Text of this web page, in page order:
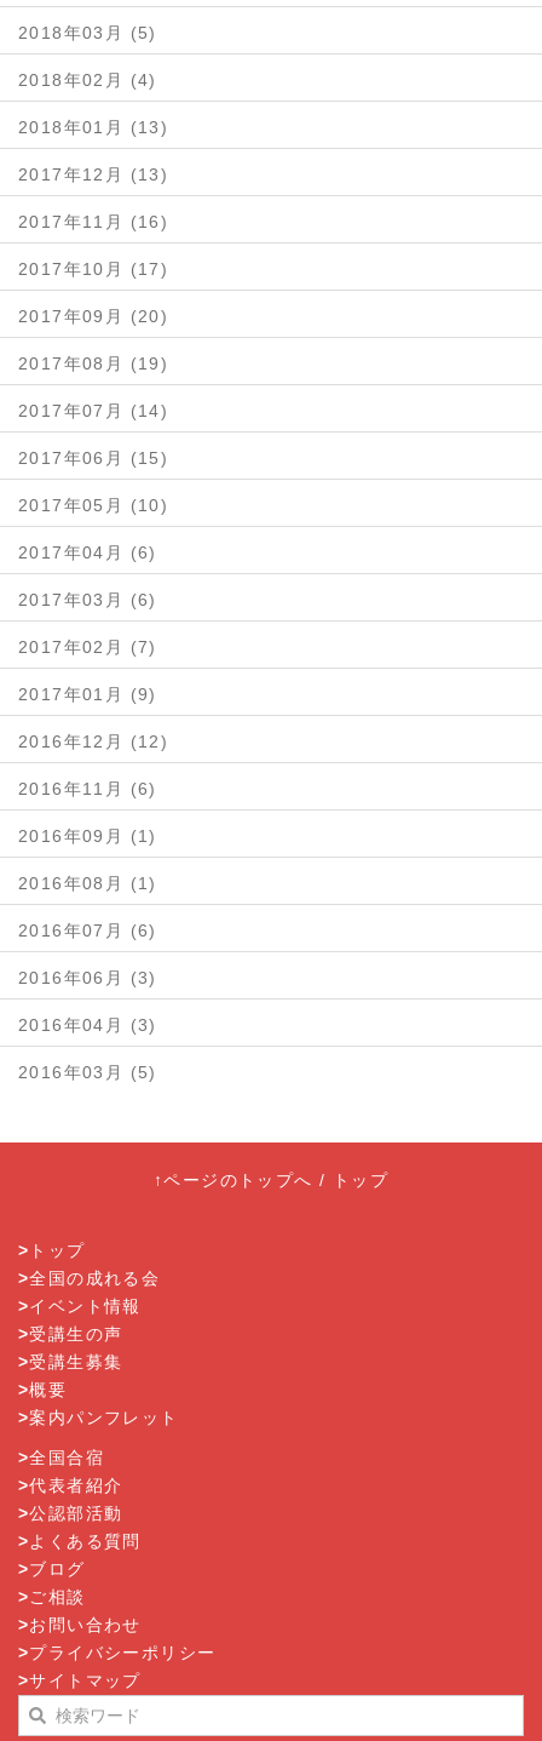
2018年03月 (5)
2018年02月 (4)
2018年01月 (13)
2017年12月 (13)
2017年11月 (16)
2017年10月 (17)
2017年09月 (20)
2017年08月 (19)
2017年07月 (14)
2017年06月 (15)
2017年05月 (10)
2017年04月 (6)
2017年03月 (6)
2017年02月 (7)
2017年01月 (9)
2016年12月 (12)
2016年11月 (6)
2016年09月 (1)
2016年08月 (1)
2016年07月 (6)
2016年06月 (3)
2016年04月 (3)
2016年03月 (5)
↑ページのトップへ / トップ
> トップ
>全国の成れる会
>イベント情報
>受講生の声
>受講生募集
>概要
>案内パンフレット
>全国合宿
>代表者紹介
>公認部活動
>よくある質問
>ブログ
>ご相談
>お問い合わせ
>プライバシーポリシー
>サイトマップ